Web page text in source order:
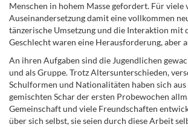
Menschen in hohem Masse gefordert. Für viele
Auseinandersetzung damit eine vollkommen
tänzerische Umsetzung und die Interaktion mit
Geschlecht waren eine Herausforderung, aber
An ihren Aufgaben sind die Jugendlichen
und als Gruppe. Trotz Altersunterschieden,
Schulformen und Nationalitäten haben sich
gemischten Schar der ersten Probewochen
Gemeinschaft und viele Freundschaften
über sich selbst, sie seien durch diese Arbeit